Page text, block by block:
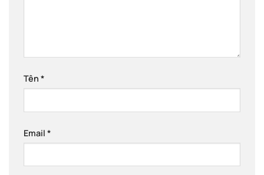
Tên *
Email *